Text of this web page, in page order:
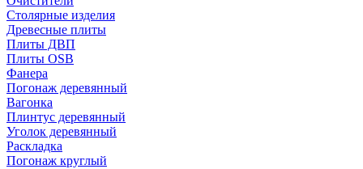
Столярные изделия
Древесные плиты
Плиты ДВП
Плиты OSB
Фанера
Погонаж деревянный
Вагонка
Плинтус деревянный
Уголок деревянный
Раскладка
Погонаж круглый